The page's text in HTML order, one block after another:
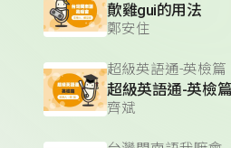
歕雞gui的用法
鄭安住
超級英語通-英檢篇
齊斌